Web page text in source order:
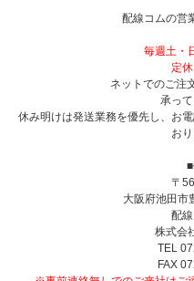
配線コムの営
毎週土・
定休
ネットでのご注
承って
休み明けは発送業務を優先し、お
おり
〒
大阪府池田市
配
株式会
TEL
FAX